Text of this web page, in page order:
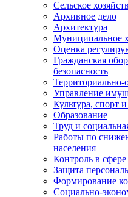
Сельское
Архивное дело
Архитектура
Муниципальное
Оценка
Гражданская
безопасность
Территориально-
Управление
Культура, спорт
Образование
Труд и
Работы по
населения
Контроль в сфере
Защита
Формирование
Социально-